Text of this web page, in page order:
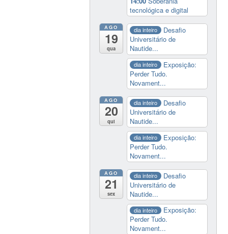
tecnológica e digital
AGO
19
qua
dia inteiro
Desafio
Universitário de
Nautide...
dia inteiro
Exposição:
Perder Tudo.
Novament...
AGO
20
qui
dia inteiro
Desafio
Universitário de
Nautide...
dia inteiro
Exposição:
Perder Tudo.
Novament...
AGO
21
sex
dia inteiro
Desafio
Universitário de
Nautide...
dia inteiro
Exposição:
Perder Tudo.
Novament...